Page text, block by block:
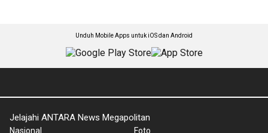
Unduh Mobile Apps untuk iOS dan Android
Jelajahi ANTARA News Megapolitan
Nasional Foto